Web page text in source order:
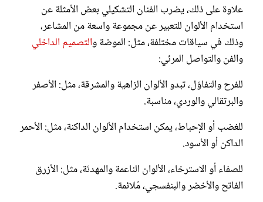
علاوة على ذلك، يضرب الفنان التشكيلي بعض الأمثلة عن
استخدام الألوان للتعبير عن مجموعة واسعة من المشاعر،
وذلك في سياقات مختلفة، مثل: الموضة والتصميم الداخلي
والفن والتواصل المرئي:
للفرح والتفاؤل، تبدو الألوان الزاهية والمشرقة، مثل: الأصفر
والبرتقالي والوردي، مناسبة.
للغضب أو الإحباط، يمكن استخدام الألوان الداكنة، مثل: الأحمر
الداكن أو الأسود.
للصفاء أو الاسترخاء، الألوان الناعمة والمهدئة، مثل: الأزرق
الفاتح والأخضر والبنفسجي، مُلائمة.